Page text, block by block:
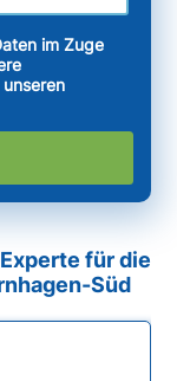
im Zuge
für die
Süd